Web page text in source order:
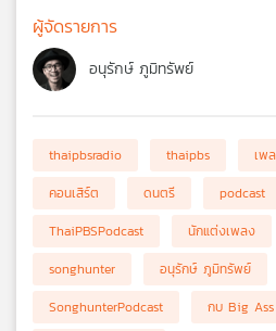
ผู้จัดรายการ
อนุรักษ์ ภูมิทรัพย์
thaipbsradio thaipbs เพ
คอนเสิร์ต
ดนตรี podcast
ThaiPBSPodcast
นักแต่งเพลง
songhunter
อนุรักษ์ ภูมิทรัพย์
SonghunterPodcast
กบ Big Ass